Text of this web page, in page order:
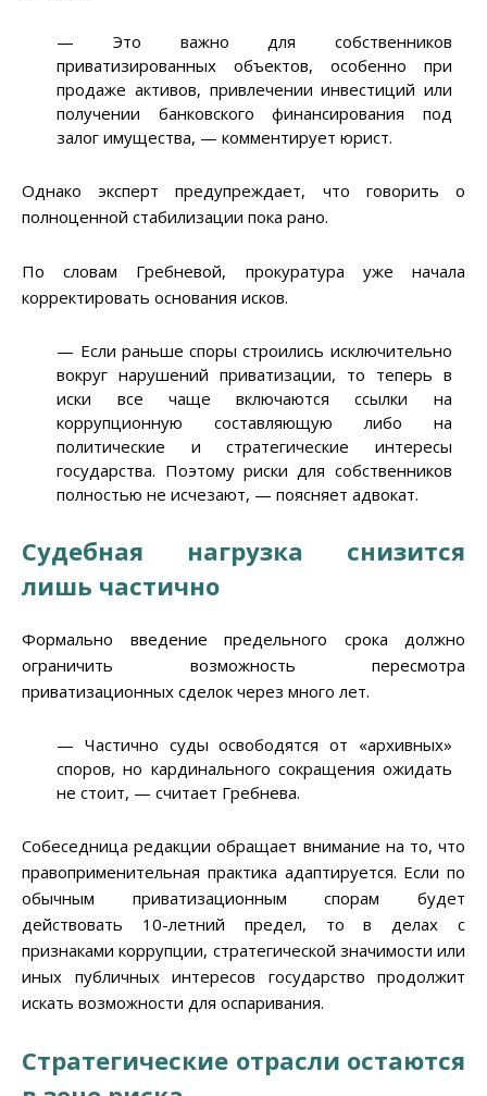
— Это важно для собственников
приватизированных объектов, особенно при
продаже активов, привлечении инвестиций или
получении банковского финансирования под
залог имущества, — комментирует юрист.
Однако эксперт предупреждает, что говорить о
полноценной стабилизации пока рано.
По словам Гребневой, прокуратура уже начала
корректировать основания исков.
— Если раньше споры строились исключительно
вокруг нарушений приватизации, то теперь в
иски все чаще включаются ссылки на
коррупционную составляющую либо на
политические и стратегические интересы
государства. Поэтому риски для собственников
полностью не исчезают, — поясняет адвокат.
Судебная нагрузка снизится
лишь частично
Формально введение предельного срока должно
ограничить возможность пересмотра
приватизационных сделок через много лет.
— Частично суды освободятся от «архивных»
споров, но кардинального сокращения ожидать
не стоит, — считает Гребнева.
Собеседница редакции обращает внимание на то, что
правоприменительная практика адаптируется. Если по
обычным приватизационным спорам будет
действовать 10-летний предел, то в делах с
признаками коррупции, стратегической значимости или
иных публичных интересов государство продолжит
искать возможности для оспаривания.
Стратегические отрасли остаются